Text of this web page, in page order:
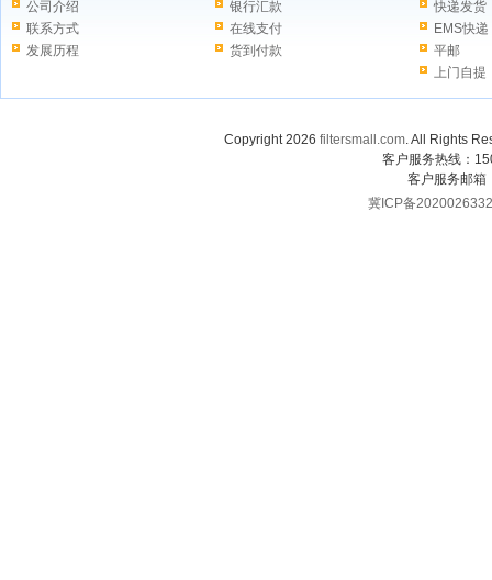
公司介绍
联系方式
发展历程
银行汇款
在线支付
货到付款
快递发货
EMS快递
平邮
上门自提
Copyright 2026 filtersmall.com. All Rights
客户服务热线：
客户服务邮箱
冀ICP备